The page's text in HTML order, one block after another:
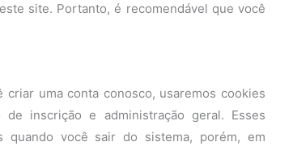
site. Portanto, é recomendável que você
criar uma conta conosco, usaremos cookies
inscrição e administração geral. Esses
quando você sair do sistema, porém, em